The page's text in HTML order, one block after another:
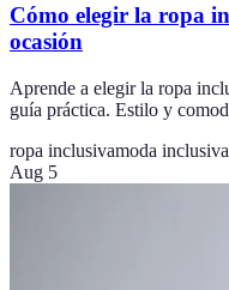
Cómo elegir la ropa
ocasión
Aprende a elegir la ropa
guía práctica. Estilo y
ropa inclusivamoda inclusiva
Aug 5